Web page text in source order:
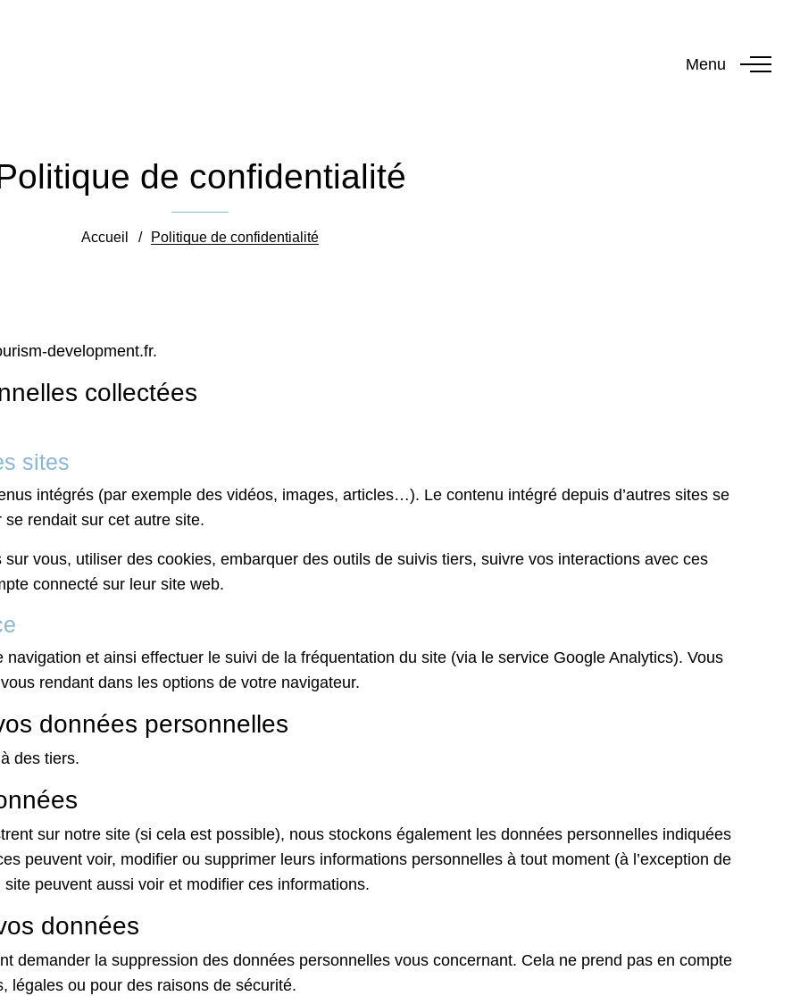
Menu
de confidentialité
Accueil / Politique de confidentialité
development.fr.
collectées
sites
intégrés (par exemple des vidéos, images, articles…). Le contenu intégré depuis d’autres sites se
rendait sur cet autre site.
vous, utiliser des cookies, embarquer des outils de suivis tiers, suivre vos interactions avec ces
connecté sur leur site web.
et ainsi effectuer le suivi de la fréquentation du site (via le service Google Analytics). Vous
rendant dans les options de votre navigateur.
données personnelles
des tiers.
sur notre site (si cela est possible), nous stockons également les données personnelles indiquées
peuvent voir, modifier ou supprimer leurs informations personnelles à tout moment (à l’exception de
peuvent aussi voir et modifier ces informations.
données
demander la suppression des données personnelles vous concernant. Cela ne prend pas en compte
légales ou pour des raisons de sécurité.